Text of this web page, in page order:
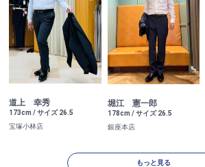
道上 幸秀
173cm / サイズ 26.5
宝塚小林店
堀江 憲一郎
178cm / サイズ 26.5
銀座本店
もっと見る